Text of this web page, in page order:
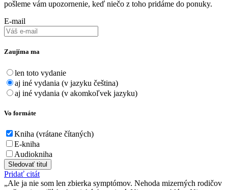
pošleme vám upozornenie, keď niečo z toho pridáme do ponuky.
E-mail
Zaujíma ma
len toto vydanie
aj iné vydania (v jazyku čeština)
aj iné vydania (v akomkoľvek jazyku)
Vo formáte
Kniha (vrátane čítaných)
E-kniha
Audiokniha
Sledovať titul
Pridať citát
Ale ja nie som len zbierka symptómov. Nehoda mizerných rodičov